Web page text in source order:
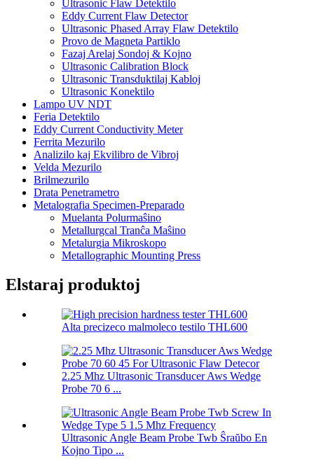
Ultrasonic Flaw Detektilo
Eddy Current Flaw Detector
Ultrasonic Phased Array Flaw Detektilo
Provo de Magneta Partiklo
Fazaj Arelaj Sondoj & Kojno
Ultrasonic Calibration Block
Ultrasonic Transduktilaj Kabloj
Ultrasonic Konektilo
Lampo UV NDT
Feria Detektilo
Eddy Current Conductivity Meter
Ferrita Mezurilo
Analizilo kaj Ekvilibro de Vibroj
Velda Mezurilo
Brilmezurilo
Drata Penetrametro
Metalografia Specimen-Preparado
Muelanta Polurmaŝino
Metallurgcal Tranĉa Maŝino
Metalurgia Mikroskopo
Metallographic Mounting Press
Elstaraj produktoj
Alta precizeco malmoleco testilo THL600
2.25 Mhz Ultrasonic Transducer Aws Wedge
Probe 70 6 ...
Ultrasonic Angle Beam Probe Twb Ŝraŭbo En
Kojno Tipo ...